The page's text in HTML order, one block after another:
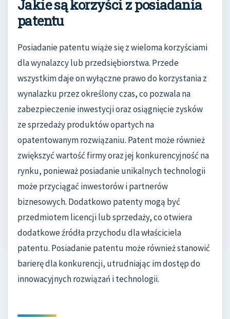
Jakie są korzyści z posiadania
patentu
Posiadanie patentu wiąże się z wieloma korzyściami
dla wynalazcy lub przedsiębiorstwa. Przede
wszystkim daje on wyłączne prawo do korzystania z
wynalazku przez określony czas, co pozwala na
zabezpieczenie inwestycji oraz osiągnięcie zysków
ze sprzedaży produktów opartych na
opatentowanym rozwiązaniu. Patent może również
zwiększyć wartość firmy oraz jej konkurencyjność na
rynku, ponieważ posiadanie unikalnych technologii
może przyciągać inwestorów i partnerów
biznesowych. Dodatkowo patenty mogą być
przedmiotem licencji lub sprzedaży, co otwiera
dodatkowe źródła przychodu dla właściciela
patentu. Posiadanie patentu może również stanowić
barierę dla konkurencji, utrudniając im dostęp do
innowacyjnych rozwiązań i technologii.